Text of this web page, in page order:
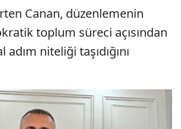
Canan, düzenlemenin
toplum süreci açısından
niteliği taşıdığını